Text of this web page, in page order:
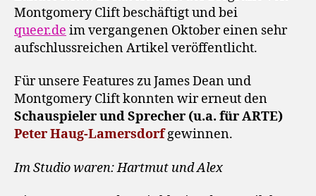
Montgomery Clift beschäftigt und bei
queer.de im vergangenen Oktober einen sehr
aufschlussreichen Artikel veröffentlicht.
Für unsere Features zu James Dean und
Montgomery Clift konnten wir erneut den
Schauspieler und Sprecher (u.a. für ARTE)
Peter Haug-Lamersdorfgewinnen.
Im Studio waren: Hartmut und Alex